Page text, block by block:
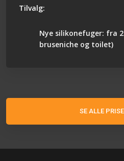
Tilvalg:
Nye silikonefuger: fra
bruseniche og toilet)
SE ALLE